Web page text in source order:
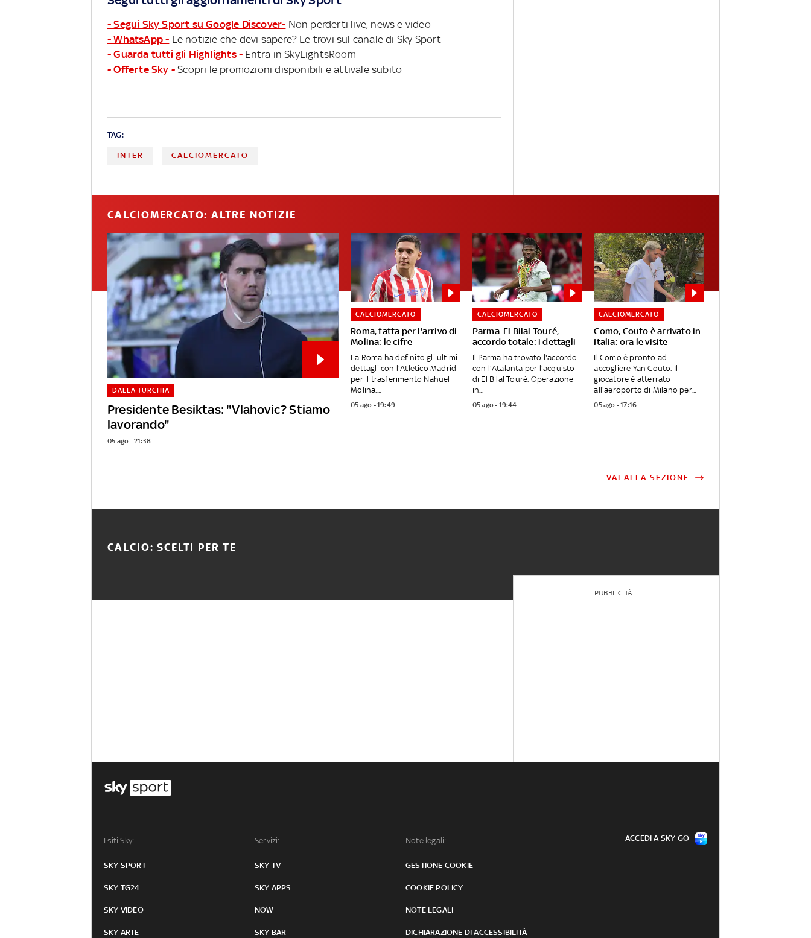
- Segui Sky Sport su Google Discover- Non perderti live, news e video
- WhatsApp - Le notizie che devi sapere? Le trovi sul canale di Sky Sport
- Guarda tutti gli Highlights - Entra in SkyLightsRoom
- Offerte Sky - Scopri le promozioni disponibili e attivale subito
TAG:
INTER CALCIOMERCATO
CALCIOMERCATO: ALTRE NOTIZIE
Presidente Besiktas: "Vlahovic? Stiamo
lavorando"
DALLA TURCHIA
05 ago - 21:38
Roma, fatta per l'arrivo di
Molina: le cifre
CALCIOMERCATO
La Roma ha definito gli ultimi
dettagli con l'Atletico Madrid
per il trasferimento Nahuel
Molina....
05 ago - 19:49
Parma-El Bilal Touré,
accordo totale: i dettagli
CALCIOMERCATO
Il Parma ha trovato l'accordo
con l'Atalanta per l'acquisto
di El Bilal Touré. Operazione
in...
05 ago - 19:44
Como, Couto è arrivato in
Italia: ora le visite
CALCIOMERCATO
Il Como è pronto ad
accogliere Yan Couto. Il
giocatore è atterrato
all'aeroporto di Milano per...
05 ago - 17:16
VAI ALLA SEZIONE
CALCIO: SCELTI PER TE
PUBBLICITÀ
I siti Sky:
SKY SPORT
SKY TG24
SKY VIDEO
SKY ARTE
Servizi:
SKY TV
SKY APPS
NOW
SKY BAR
Note legali:
GESTIONE COOKIE
COOKIE POLICY
NOTE LEGALI
DICHIARAZIONE DI ACCESSIBILITÀ
ACCEDI A SKY GO